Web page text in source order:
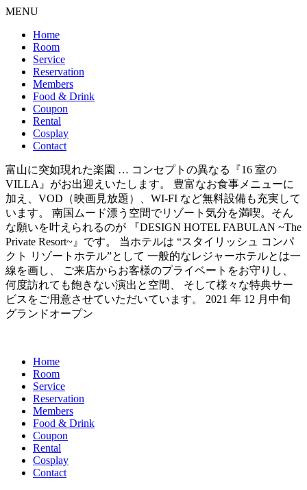
MENU
Home
Room
Service
Reservation
Members
Food & Drink
Coupon
Rental
Cosplay
Contact
富山に突如現れた楽園 … コンセプトの異なる『16 室の
VILLA』がお出迎えいたします。 豊富なお食事メニューに
加え、VOD（映画見放題）、WI-FI など無料設備も充実して
います。 南国ムード漂う空間でリゾート気分を満喫。そん
な願いを叶えられるのが 『DESIGN HOTEL FABULAN ~The
Private Resort~』です。 当ホテルは “スタイリッシュ コンパ
クト リゾートホテル”として 一般的なレジャーホテルとは一
線を画し、 ご来店からお客様のプライベートをお守りし、
何度訪れても飽きない演出と空間、 そして様々な特典サー
ビスをご用意させていただいています。 2021 年 12 月中旬
グランドオープン
Home
Room
Service
Reservation
Members
Food & Drink
Coupon
Rental
Cosplay
Contact